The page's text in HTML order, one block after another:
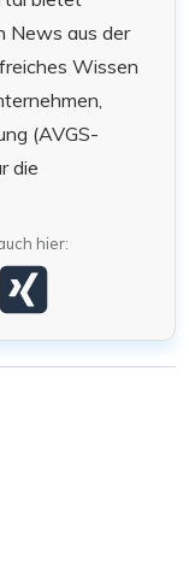
News aus der
Wissen
(AVGS-
die
hier: